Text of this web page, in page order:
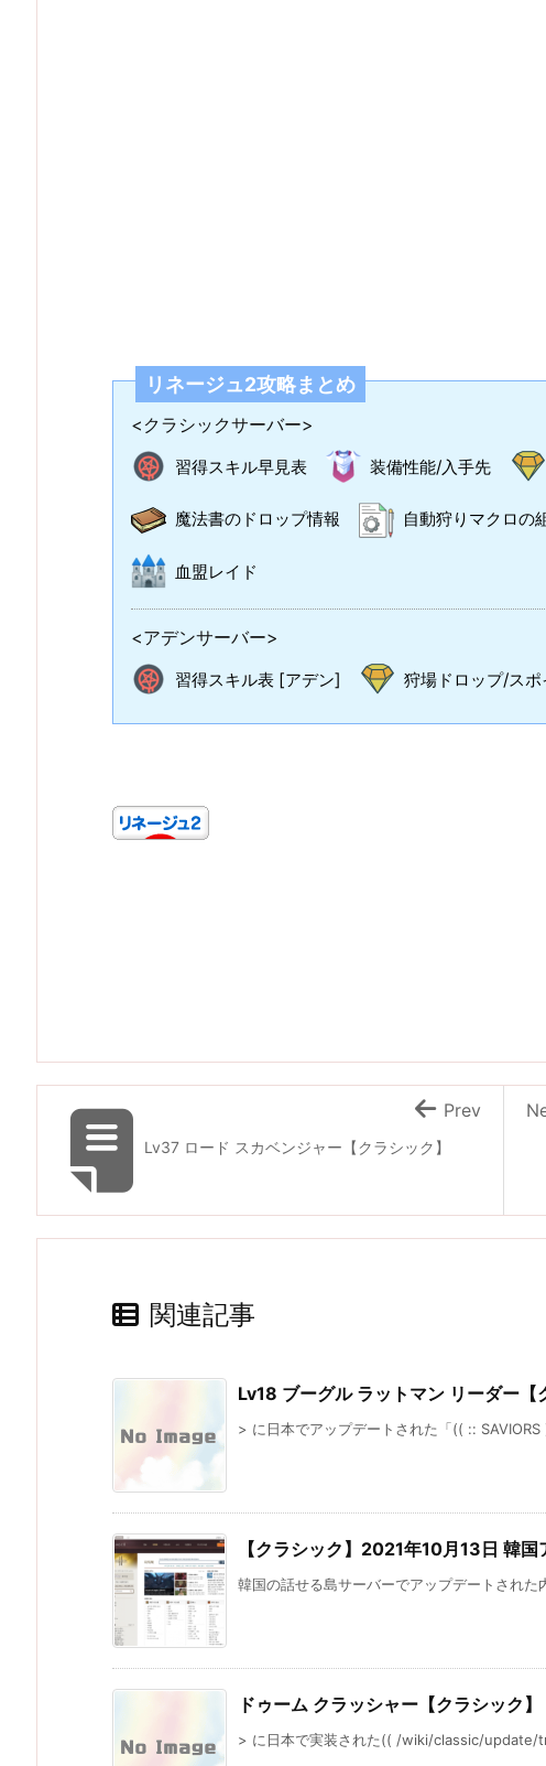
リネージュ2攻略まとめ
<クラシックサーバー>
習得スキル早見表 装備性能/入手先
魔法書のドロップ情報 自動狩りマクロの
血盟レイド
<アデンサーバー>
習得スキル表 [アデン] 狩場ドロップ/ス
Lv37 ロード スカベンジャー【クラシック】
Prev
関連記事
Lv18 ブーグル ラットマン リーダー【
> に日本でアップデートされた「(( ::
【クラシック】2021年10月13日 韓
韓国の話せる島サーバーでアップデートされ
ドゥーム クラッシャー【クラシック】
> に日本で実装された(( /wiki/classic/update/